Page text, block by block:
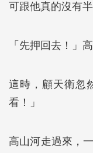
可跟他真的沒有
「先押回去！」
這時，顧天衛忽
看！」
高山河走過來，